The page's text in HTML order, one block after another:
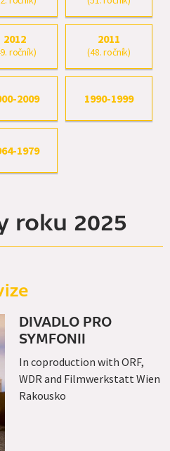
2012
ročník)
2011
(48. ročník)
2009 1990-1999
1979
roku 2025
DIVADLO PRO
SYMFONII
In coproduction with ORF,
WDR and Filmwerkstatt Wien
Rakousko